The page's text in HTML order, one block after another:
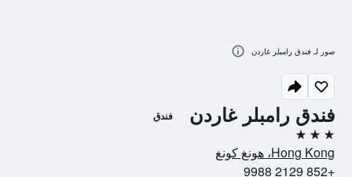
فندق رامبلر غاردن فندق
3 نجوم
Hong Kong، هونغ كونغ
+852 2129 9988
صور لـ فندق رامبلر غاردن